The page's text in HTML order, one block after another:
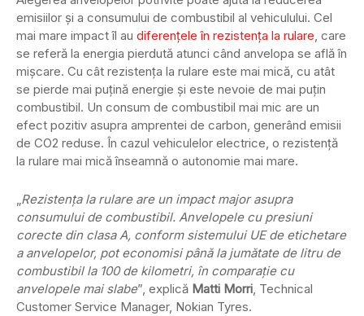
emisiilor și a consumului de combustibil al vehiculului. Cel
mai mare impact îl au diferențele în rezistența la rulare, care
se referă la energia pierdută atunci când anvelopa se află în
mișcare. Cu cât rezistența la rulare este mai mică, cu atât
se pierde mai puțină energie și este nevoie de mai puțin
combustibil. Un consum de combustibil mai mic are un
efect pozitiv asupra amprentei de carbon, generând emisii
de CO2 reduse. În cazul vehiculelor electrice, o rezistență
la rulare mai mică înseamnă o autonomie mai mare.
„Rezistența la rulare are un impact major asupra
consumului de combustibil. Anvelopele cu presiuni
corecte din clasa A, conform sistemului UE de etichetare
a anvelopelor, pot economisi până la jumătate de litru de
combustibil la 100 de kilometri, în comparație cu
anvelopele mai slabe”, explică Matti Morri, Technical
Customer Service Manager, Nokian Tyres.